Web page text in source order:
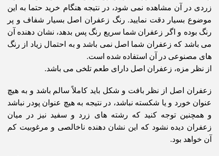
زردی در آن مشاهده نمی شود، در نتیجه هنگام خرید حتما به این
موضوع بسیار دقت نمایید. رنگ زعفران اصل بسیار شفاف و پر
رنگ بوده و اگر زعفران شما سریع رنگ پس بدهد، نشان دهنده آن
می باشد که زعفران شما اصل نمی باشد و به احتمال زیاد از رنگ
های مصنوعی در آن استفاده شده است.
از نظر مزه، زعفران اصل دارای طعم تلخی می باشد.
زعفران اصل از نظر بافت و شکل باید کاملاً سالم باشد و به هیچ
عنوان خورد و یا شکسته نباشد، در نتیجه به هیچ عنوان پودر نباشد
و همچنین توجه کنید که رشته های زرد و سفید نیز در میان
زعفران دیده نشود که این نشان دهنده ناخالصی و مرغوبیت کم
آن خواهد بود.